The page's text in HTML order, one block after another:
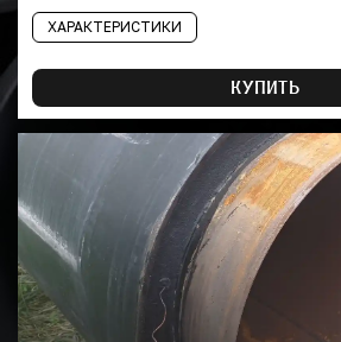
ХАРАКТЕРИСТИКИ
КУПИТЬ